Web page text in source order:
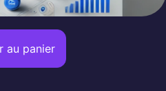
au panier